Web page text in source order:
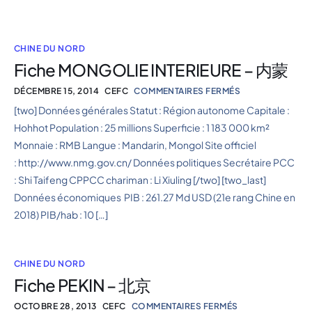
CHINE DU NORD
Fiche MONGOLIE INTERIEURE – 内蒙
DÉCEMBRE 15, 2014 CEFC COMMENTAIRES FERMÉS
[two] Données générales Statut : Région autonome Capitale :
Hohhot Population : 25 millions Superficie : 1 183 000 km²
Monnaie : RMB Langue : Mandarin, Mongol Site officiel
: http://www.nmg.gov.cn/ Données politiques Secrétaire PCC
: Shi Taifeng CPPCC chariman : Li Xiuling [/two] [two_last]
Données économiques PIB : 261.27 Md USD (21e rang Chine en
2018) PIB/hab : 10 […]
CHINE DU NORD
Fiche PEKIN – 北京
OCTOBRE 28, 2013 CEFC COMMENTAIRES FERMÉS